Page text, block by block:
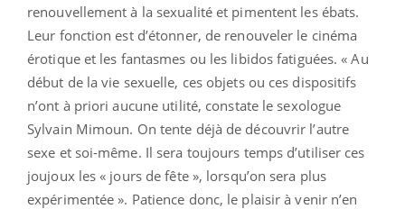
renouvellement à la sexualité et pimentent les ébats.
Leur fonction est d’étonner, de renouveler le cinéma
érotique et les fantasmes ou les libidos fatiguées. « Au
début de la vie sexuelle, ces objets ou ces dispositifs
n’ont à priori aucune utilité, constate le sexologue
Sylvain Mimoun. On tente déjà de découvrir l’autre
sexe et soi-même. Il sera toujours temps d’utiliser ces
joujoux les « jours de fête », lorsqu’on sera plus
expérimentée ». Patience donc, le plaisir à venir n’en